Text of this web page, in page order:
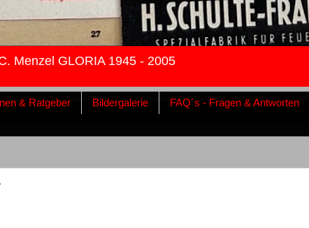
Menzel GLORIA 1945 - 2005
& Ratgeber Bildergalerie FAQ´s - Fragen & Antworten